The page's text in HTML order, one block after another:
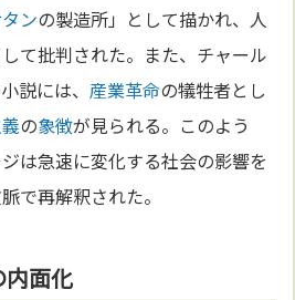
ンの製造所」として描かれ、人
て批判された。また、チャール
説には、 産業革命の犠牲者とし
の象徴が見られる。このよう
は急速に変化する社会の影響を
で再解釈された。
面化